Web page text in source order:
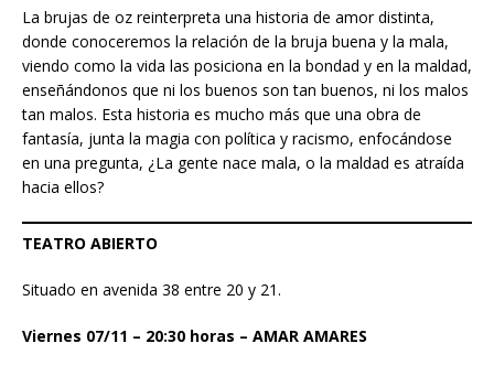
La brujas de oz reinterpreta una historia de amor distinta,
donde conoceremos la relación de la bruja buena y la mala,
viendo como la vida las posiciona en la bondad y en la maldad,
enseñándonos que ni los buenos son tan buenos, ni los malos
tan malos. Esta historia es mucho más que una obra de
fantasía, junta la magia con política y racismo, enfocándose
en una pregunta, ¿La gente nace mala, o la maldad es atraída
hacia ellos?
TEATRO ABIERTO
Situado en avenida 38 entre 20 y 21.
Viernes 07/11 – 20:30 horas – AMAR AMARES